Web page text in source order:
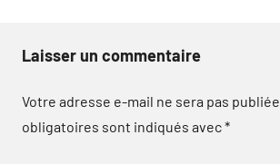
Laisser un commentaire
Votre adresse e-mail ne sera pas publiée.
obligatoires sont indiqués avec*